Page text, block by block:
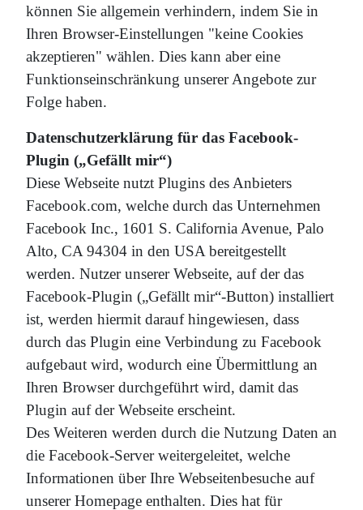
können Sie allgemein verhindern, indem Sie in
Ihren Browser-Einstellungen "keine Cookies
akzeptieren" wählen. Dies kann aber eine
Funktionseinschränkung unserer Angebote zur
Folge haben.
Datenschutzerklärung für das Facebook-
Plugin („Gefällt mir“)
Diese Webseite nutzt Plugins des Anbieters
Facebook.com, welche durch das Unternehmen
Facebook Inc., 1601 S. California Avenue, Palo
Alto, CA 94304 in den USA bereitgestellt
werden. Nutzer unserer Webseite, auf der das
Facebook-Plugin („Gefällt mir“-Button) installiert
ist, werden hiermit darauf hingewiesen, dass
durch das Plugin eine Verbindung zu Facebook
aufgebaut wird, wodurch eine Übermittlung an
Ihren Browser durchgeführt wird, damit das
Plugin auf der Webseite erscheint.
Des Weiteren werden durch die Nutzung Daten an
die Facebook-Server weitergeleitet, welche
Informationen über Ihre Webseitenbesuche auf
unserer Homepage enthalten. Dies hat für